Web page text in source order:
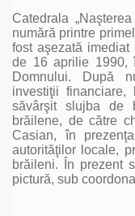
Catedrala
numără printre
fost aşezată
de 16 aprilie 1990,
Domnului. După
investiţii
săvârşit slujba de
brăilene, de către
Casian, în
autorităţilor locale,
brăileni. În prezent
pictură, sub